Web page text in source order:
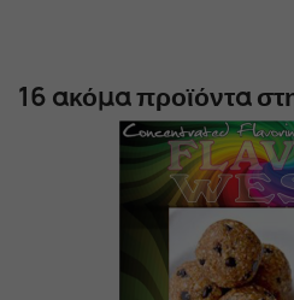
16 ακόμα προϊόντα